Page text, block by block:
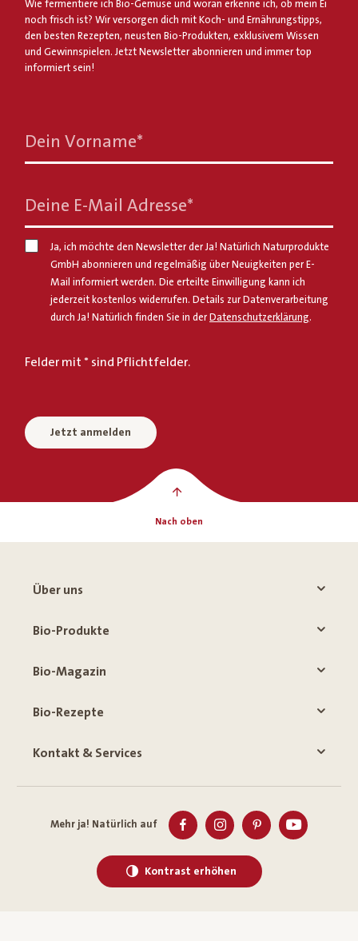
Wie fermentiere ich Bio-Gemüse und woran erkenne ich, ob mein Ei
noch frisch ist? Wir versorgen dich mit Koch- und Ernährungstipps,
den besten Rezepten, neusten Bio-Produkten, exklusivem Wissen
und Gewinnspielen. Jetzt Newsletter abonnieren und immer top
informiert sein!
Dein Vorname*
Deine E-Mail Adresse*
Ja, ich möchte den Newsletter der Ja! Natürlich Naturprodukte
GmbH abonnieren und regelmäßig über Neuigkeiten per E-
Mail informiert werden. Die erteilte Einwilligung kann ich
jederzeit kostenlos widerrufen. Details zur Datenverarbeitung
durch Ja! Natürlich finden Sie in derDatenschutzerklärung.
Felder mit * sind Pflichtfelder.
Jetzt anmelden
Nach oben
Über uns
Bio-Produkte
Bio-Magazin
Bio-Rezepte
Kontakt & Services
Mehr ja! Natürlich auf
Kontrast erhöhen